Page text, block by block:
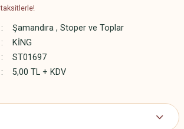
Şamandıra , Stoper ve Toplar
KİNG
ST01697
5,00 TL + KDV